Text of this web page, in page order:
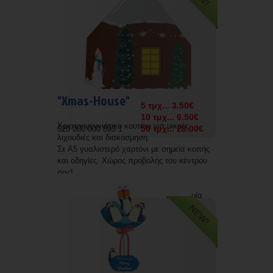
"Xmas-House"
Χριστουγεννιάτικο κουτάκι για μικρές
λιχουδιές και διακόσμηση.
Σε Α5 γυαλιστερό χαρτόνι με σημεία κοπής
και οδηγίες. Χώρος προβολής του κέντρου
σας!
Δυνατότητα εκτύπωσης με την επωνυμία
5 τμχ... 3.50€
10 τμχ... 6.50€
50 τμχ... 28.00€
520 000 000 895 1
NEW!